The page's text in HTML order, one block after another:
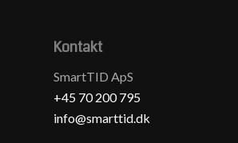
Kontakt
SmartTID ApS
+45 70 200 795
info@smarttid.dk